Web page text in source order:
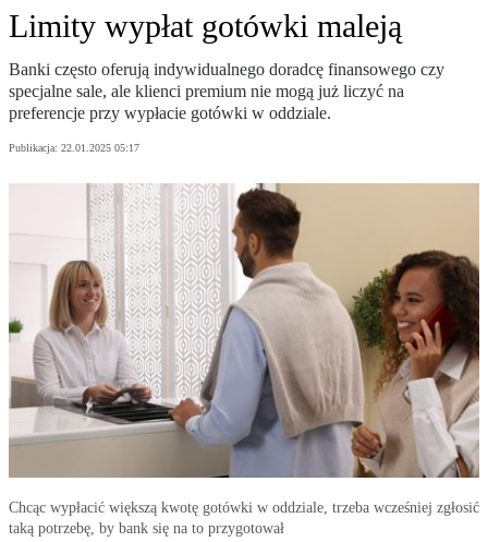
Limity wypłat gotówki maleją
Banki często oferują indywidualnego doradcę finansowego czy
specjalne sale, ale klienci premium nie mogą już liczyć na
preferencje przy wypłacie gotówki w oddziale.
Publikacja: 22.01.2025 05:17
Chcąc wypłacić większą kwotę gotówki w oddziale, trzeba wcześniej zgłosić
taką potrzebę, by bank się na to przygotował